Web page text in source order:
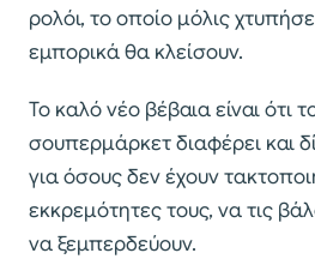
ρολόι, το οποίο μόλις
εμπορικά θα κλείσουν.
Το καλό νέο βέβαια είναι ότι
σουπερμάρκετ διαφέρει και
για όσους δεν έχουν
εκκρεμότητες τους, να τις
να ξεμπερδεύουν.